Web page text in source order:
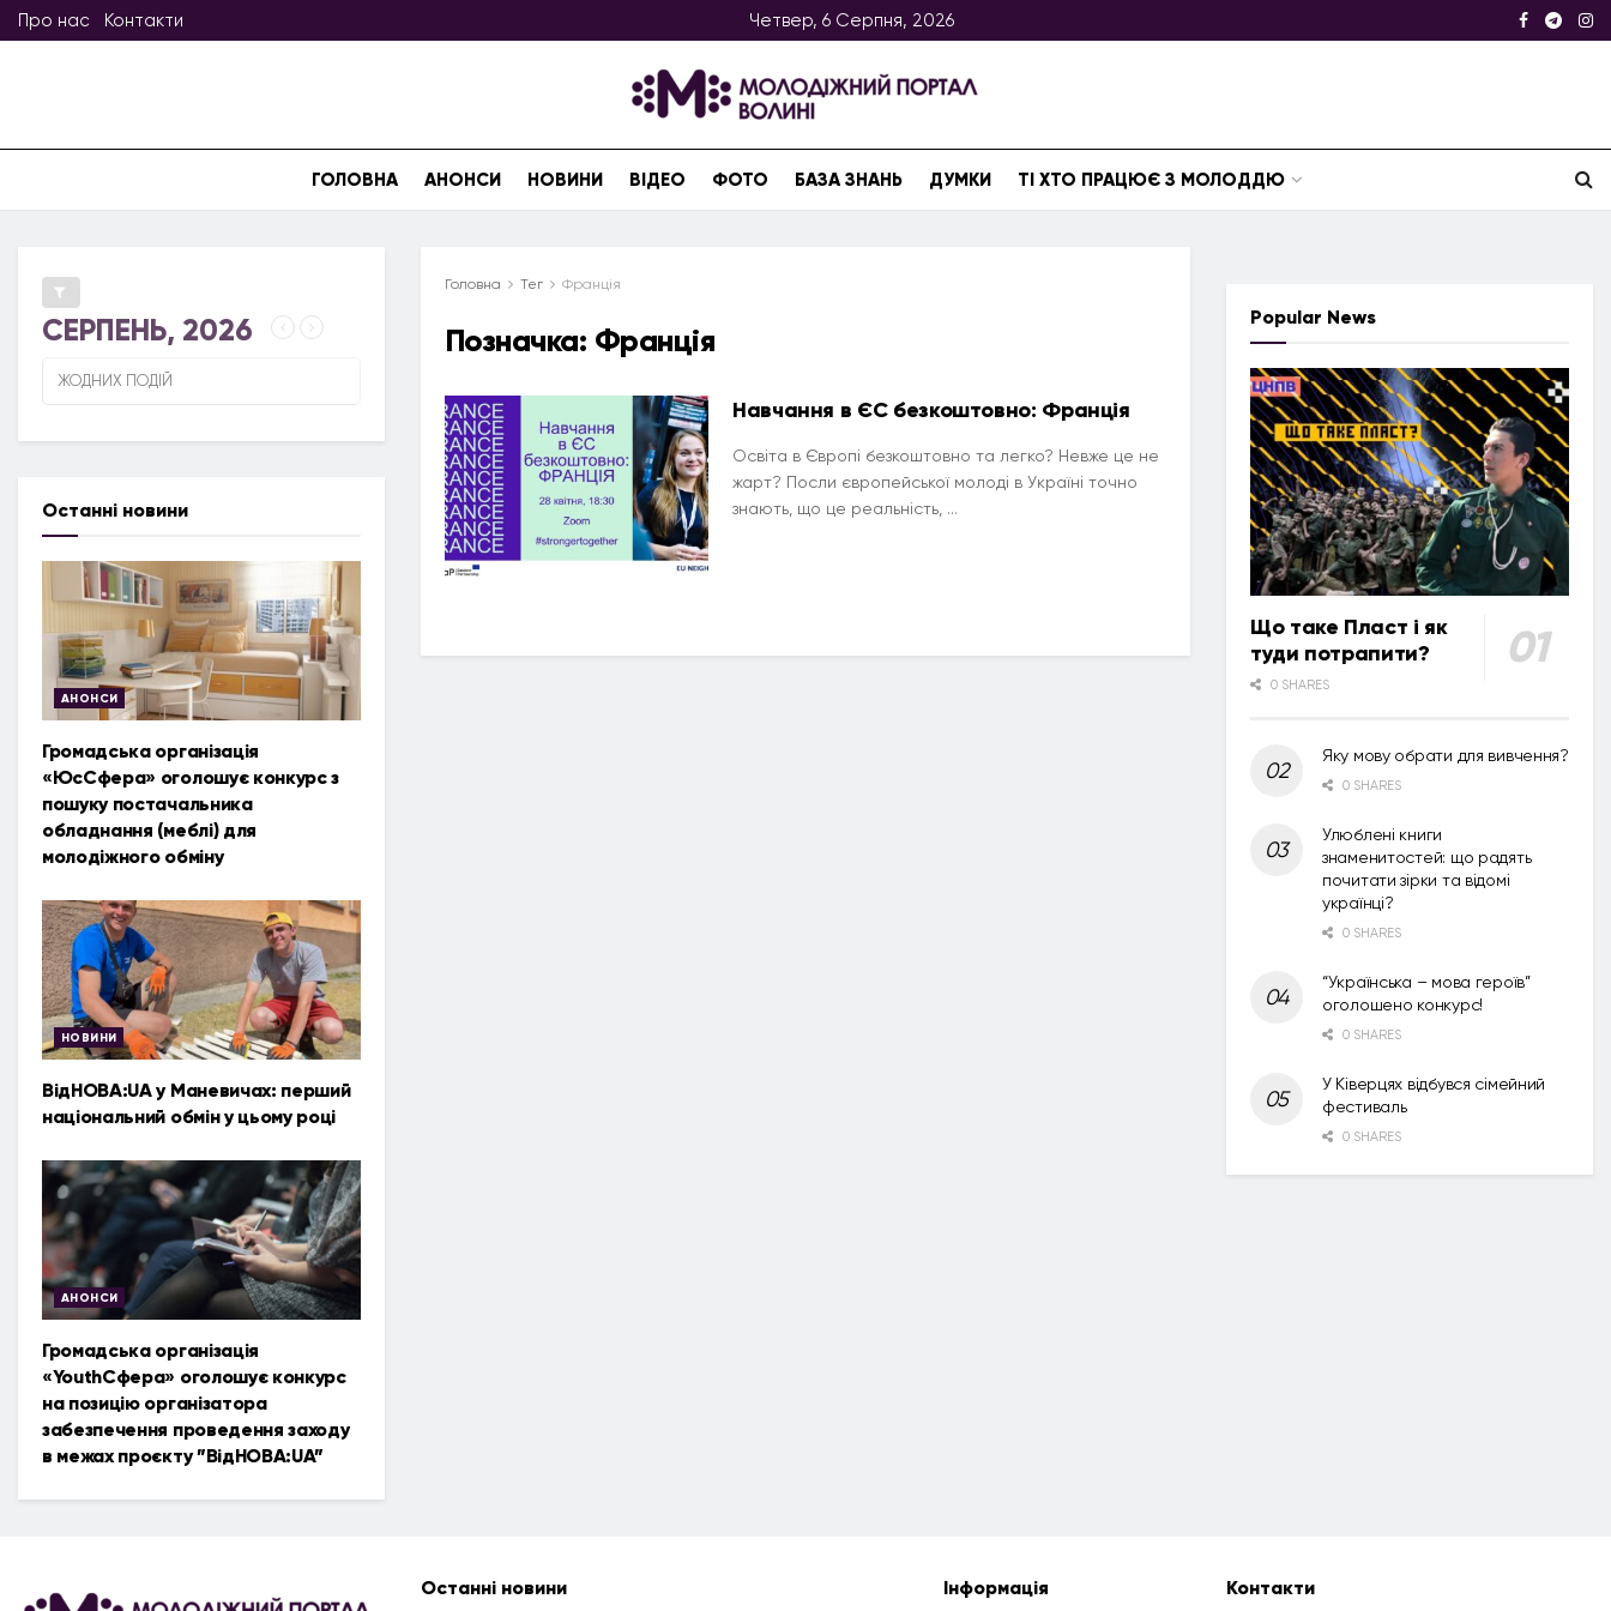
Про нас Контакти Четвер, 6 Серпня, 2026
ГОЛОВНА АНОНСИ НОВИНИ ВІДЕО ФОТО БАЗА ЗНАНЬ ДУМКИ ТІ ХТО ПРАЦЮЄ З МОЛОДДЮ
Головна Тег Франція
Позначка: Франція
Навчання в ЄС безкоштовно: Франція
Освіта в Європі безкоштовно та легко? Невже це не
жарт? Посли європейської молоді в Україні точно
знають, що це реальність, ...
СЕРПЕНЬ, 2026
ЖОДНИХ ПОДІЙ
Останні новини
АНОНСИ
Громадська організація
«ЮсСфера» оголошує конкурс з
пошуку постачальника
обладнання (меблі) для
молодіжного обміну
НОВИНИ
ВідНОВА:UA у Маневичах: перший
національний обмін у цьому році
АНОНСИ
Громадська організація
«YouthСфера» оголошує конкурс
на позицію організатора
забезпечення проведення заходу
в межах проєкту ”ВідНОВА:UA”
Popular News
Що таке Пласт і як
туди потрапити?
0 SHARES
Яку мову обрати для вивчення?
0 SHARES
Улюблені книги
знаменитостей: що радять
почитати зірки та відомі
українці?
0 SHARES
“Українська – мова героїв”
оголошено конкурс!
0 SHARES
У Ківерцях відбувся сімейний
фестиваль
0 SHARES
Останні новини Інформація Контакти